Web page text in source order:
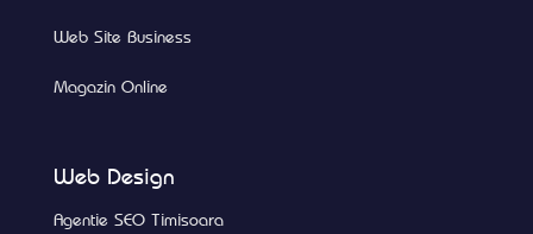
Web Site Business
Magazin Online
Web Design
Agentie SEO Timisoara